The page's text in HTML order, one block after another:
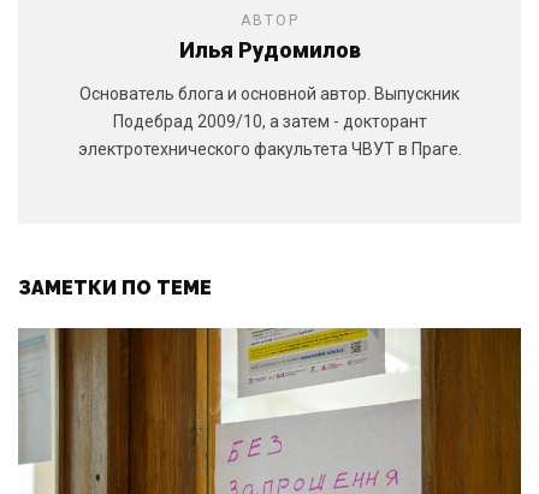
АВТОР
Илья Рудомилов
Основатель блога и основной автор. Выпускник
Подебрад 2009/10, а затем - докторант
электротехнического факультета ЧВУТ в Праге.
ЗАМЕТКИ ПО ТЕМЕ